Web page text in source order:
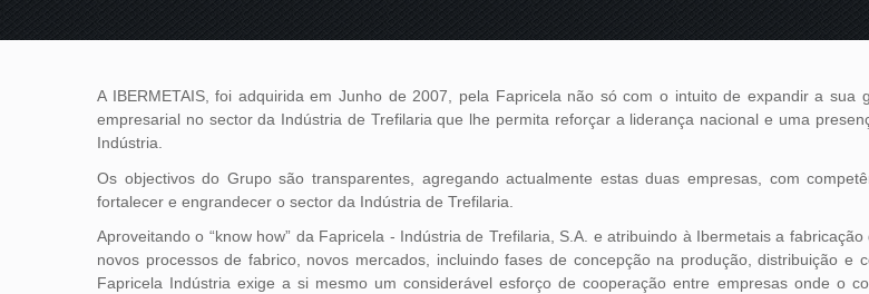
A IBERMETAIS, foi adquirida em Junho de 2007, pela Fapricela não só com o intuito de expandir a
empresarial no sector da Indústria de Trefilaria que lhe permita reforçar a liderança nacional e uma
Indústria.
Os objectivos do Grupo são transparentes, agregando actualmente estas duas empresas, com
fortalecer e engrandecer o sector da Indústria de Trefilaria.
Aproveitando o “know how” da Fapricela - Indústria de Trefilaria, S.A. e atribuindo à Ibermetais a
novos processos de fabrico, novos mercados, incluindo fases de concepção na produção, distribuição e
Fapricela Indústria exige a si mesmo um considerável esforço de cooperação entre empresas onde o